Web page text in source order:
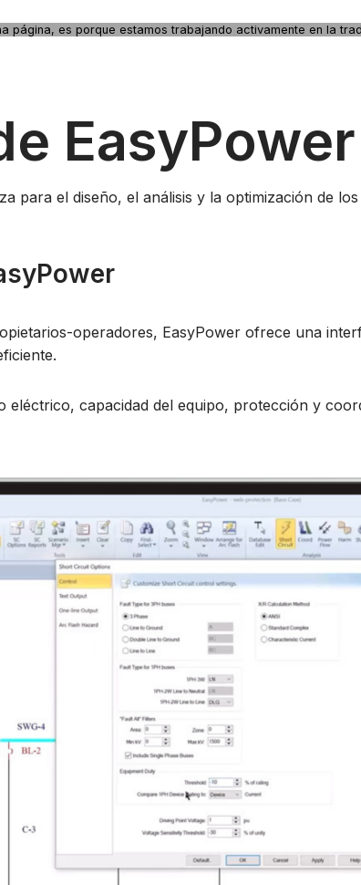
página, es porque estamos trabajando activamente en la
EasyPower
para el diseño, el análisis y la optimización de
operadores, EasyPower ofrece una
capacidad del equipo, protección y